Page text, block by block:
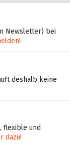
Newsletter) bei
deshalb keine
flexible und
dazu!